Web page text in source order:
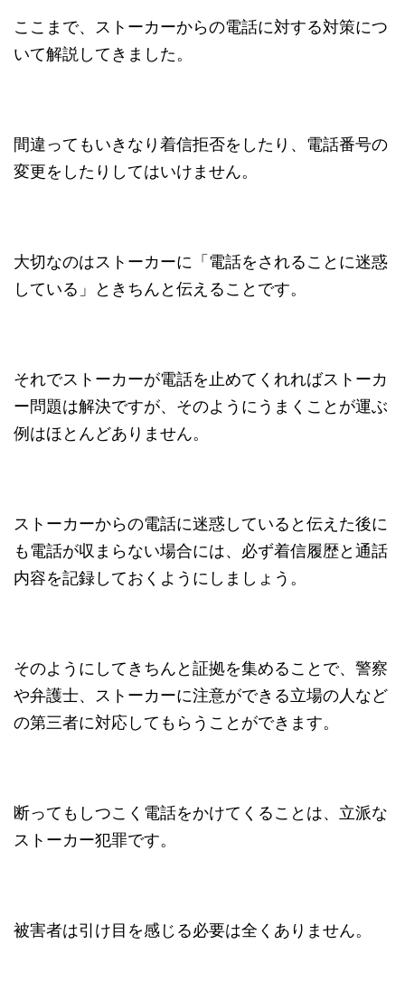
ここまで、ストーカーからの電話に対する対策につ
いて解説してきました。
間違ってもいきなり着信拒否をしたり、電話番号の
変更をしたりしてはいけません。
大切なのはストーカーに「電話をされることに迷惑
している」ときちんと伝えることです。
それでストーカーが電話を止めてくれればストーカ
ー問題は解決ですが、そのようにうまくことが運ぶ
例はほとんどありません。
ストーカーからの電話に迷惑していると伝えた後に
も電話が収まらない場合には、必ず着信履歴と通話
内容を記録しておくようにしましょう。
そのようにしてきちんと証拠を集めることで、警察
や弁護士、ストーカーに注意ができる立場の人など
の第三者に対応してもらうことができます。
断ってもしつこく電話をかけてくることは、立派な
ストーカー犯罪です。
被害者は引け目を感じる必要は全くありません。